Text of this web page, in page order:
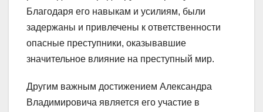
Благодаря его навыкам и усилиям, были
задержаны и привлечены к ответственности
опасные преступники, оказывавшие
значительное влияние на преступный мир.
Другим важным достижением Александра
Владимировича является его участие в